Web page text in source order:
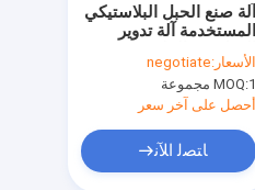
آلة صنع الحبل البلاستيكي
المستخدمة آلة تدوير
الحبل PP الملتوية
الأسعار:negotiate
MOQ:1 مجموعة
أحصل على آخر سعر
ﺎﺘﺼﻟ ﺍﻶﻧ